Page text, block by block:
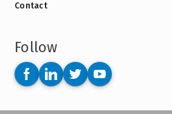
Contact
Follow